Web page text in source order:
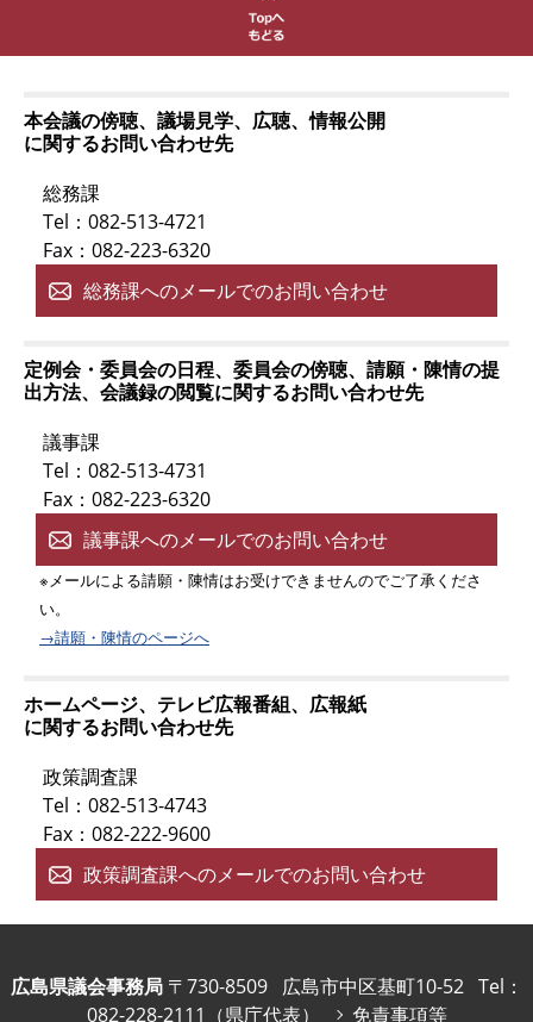
本会議の傍聴、議場見学、広聴、情報公開
に関するお問い合わせ先
総務課
Tel：082-513-4721
Fax：082-223-6320
総務課へのメールでのお問い合わせ
定例会・委員会の日程、委員会の傍聴、請願・陳情の提
出方法、会議録の閲覧に関するお問い合わせ先
議事課
Tel：082-513-4731
Fax：082-223-6320
議事課へのメールでのお問い合わせ
※メールによる請願・陳情はお受けできませんのでご了承くださ
い。
→請願・陳情のページへ
ホームページ、テレビ広報番組、広報紙
に関するお問い合わせ先
政策調査課
Tel：082-513-4743
Fax：082-222-9600
政策調査課へのメールでのお問い合わせ
広島県議会事務局 〒730-8509 広島市中区基町10-52 Tel：
082-228-2111（県庁代表）
免責事項等